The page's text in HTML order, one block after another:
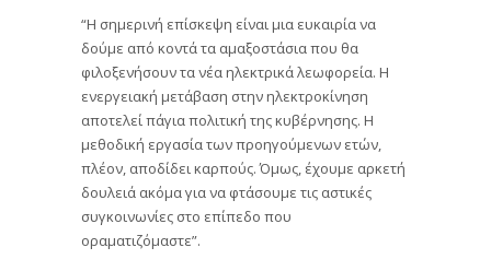
“Η σημερινή επίσκεψη είναι μια ευκαιρία να
δούμε από κοντά τα αμαξοστάσια που θα
φιλοξενήσουν τα νέα ηλεκτρικά λεωφορεία. Η
ενεργειακή μετάβαση στην ηλεκτροκίνηση
αποτελεί πάγια πολιτική της κυβέρνησης. Η
μεθοδική εργασία των προηγούμενων ετών,
πλέον, αποδίδει καρπούς. Όμως, έχουμε αρκετή
δουλειά ακόμα για να φτάσουμε τις αστικές
συγκοινωνίες στο επίπεδο που
οραματιζόμαστε”.